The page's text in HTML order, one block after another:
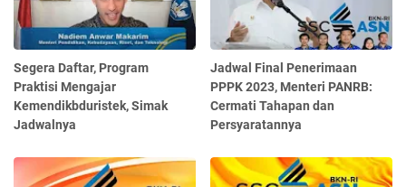
Segera Daftar, Program
Praktisi Mengajar
Kemendikbduristek, Simak
Jadwalnya
Jadwal Final Penerimaan
PPPK 2023, Menteri PANRB:
Cermati Tahapan dan
Persyaratannya